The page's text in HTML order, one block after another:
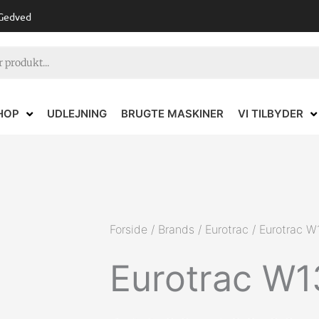
UDLEJNING BRUGTE MASKINER VI TILBYDER
Forside/ Brands / Eurotrac / Eurotrac
Eurotrac